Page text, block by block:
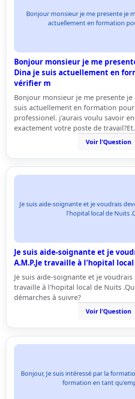
Bonjour monsieur je me presente je
actuellement en formation
Bonjour monsieur je me
Dina je suis actuellement en
vérifier m
Bonjour monsieur je me presente je
suis actuellement en formation
professionel. j'aurais voulu savoir
exactement votre poste de
Voir l'Question
Je suis aide-soignante et je voudrais
l'hopital local de Nuits
Je suis aide-soignante et je
A.M.P.Je travaille à l'hopital
Je suis aide-soignante et je voudrais
travaille à l'hopital local de Nuits
démarches à suivre?
Voir l'Question
Bonjour, Je suis intéressé par la
formation en tant